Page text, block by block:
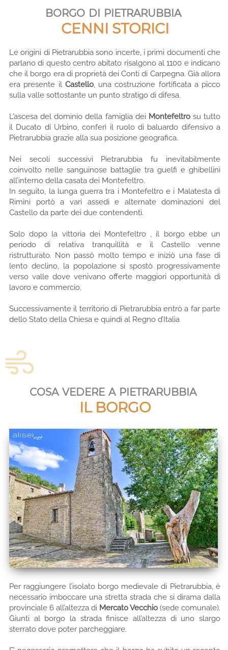
borgo di pietrarubbia
CENNI STORICI
Le origini di Pietrarubbia sono incerte, i primi documenti che
parlano di questo centro abitato risalgono al 1100 e indicano
che il borgo era di proprietà dei Conti di Carpegna. Già allora
era presente il Castello, una costruzione fortificata a picco
sulla valle sottostante un punto stratigo di difesa.
L’ascesa del dominio della famiglia dei Montefeltrosu tutto
il Ducato di Urbino, conferì il ruolo di baluardo difensivo a
Pietrarubbia grazie alla sua posizione geografica.
Nei secoli successivi Pietrarubbia fu inevitabilmente
coinvolto nelle sanguinose battaglie tra guelfi e ghibellini
all’interno della casata dei Montefeltro.
In seguito, la lunga guerra tra i Montefeltro e i Malatesta di
Rimini portò a vari assedi e alternate dominazioni del
Castello da parte dei due contendenti.
Solo dopo la vittoria dei Montefeltro , il borgo ebbe un
periodo di relativa tranquillità e il Castello venne
ristrutturato. Non passò molto tempo e iniziò una fase di
lento declino, la popolazione si spostò progressivamente
verso valle dove venivano offerte maggiori opportunità di
lavoro e commercio.
Successivamente il territorio di Pietrarubbia entrò a far parte
dello Stato della Chiesa e quindi al Regno d’Italia
cosa vedere a pietrarubbia
IL BORGO
Per raggiungere l’isolato borgo medievale di Pietrarubbia, è
necessario imboccare una stretta strada che si dirama dalla
provinciale 6 all’altezza di Mercato Vecchio (sede comunale).
Giunti al borgo la strada finisce all’altezza di uno slargo
sterrato dove poter parcheggiare.